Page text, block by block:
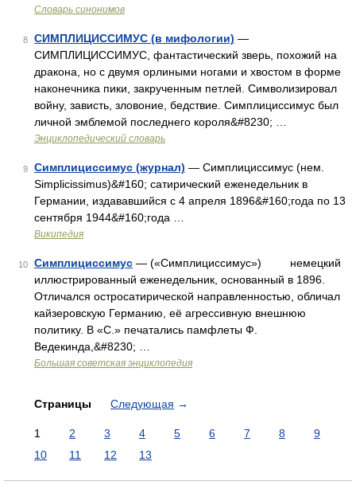
Словарь синонимов
8 СИМПЛИЦИССИМУС (в мифологии) —
СИМПЛИЦИССИМУС, фантастический зверь, похожий на
дракона, но с двумя орлиными ногами и хвостом в форме
наконечника пики, закрученным петлей. Символизировал
войну, зависть, зловоние, бедствие. Симплициссимус был
личной эмблемой последнего короля&#8230; …
Энциклопедический словарь
9 Симплициссимус (журнал) — Симплициссимус (нем.
Simplicissimus)&#160; сатирический еженедельник в
Германии, издававшийся с 4 апреля 1896&#160;года по 13
сентября 1944&#160;года …
Википедия
10 Симплициссимус — («Симплициссимус») немецкий
иллюстрированный еженедельник, основанный в 1896.
Отличался остросатирической направленностью, обличал
кайзеровскую Германию, её агрессивную внешнюю
политику. В «С.» печатались памфлеты Ф.
Ведекинда,&#8230; …
Большая советская энциклопедия
Страницы Следующая →
1 2 3 4 5 6 7 8
9
10
11 12 13